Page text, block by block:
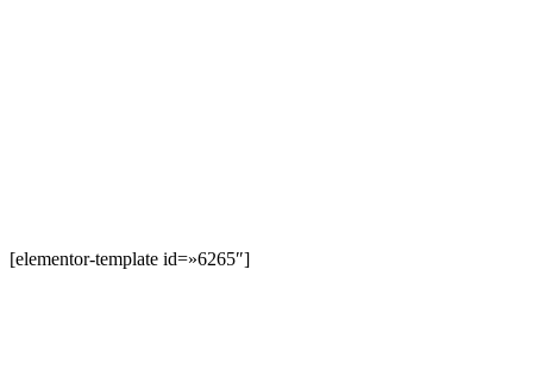
[elementor-template id=»6265″]